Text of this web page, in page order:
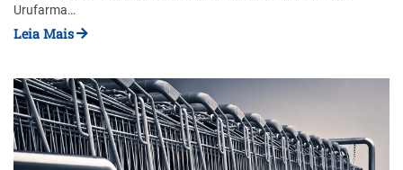
Urufarma…
Leia Mais